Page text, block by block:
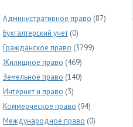
Административное право (87)
Бухгалтерский учет (0)
Гражданское право (3799)
Жилищное право (469)
Земельное право (140)
Интернет и право (3)
Коммерческое право (94)
Международное право (0)